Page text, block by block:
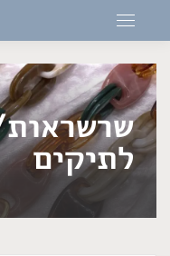
לתיקים